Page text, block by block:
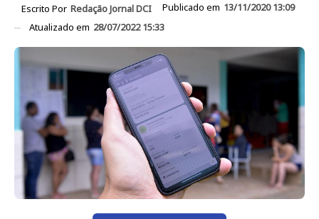
Escrito Por Redação Jornal DCI Publicado em 13/11/2020 13:09
Atualizado em 28/07/2022 15:33